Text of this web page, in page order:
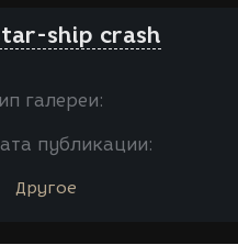
ship crash
галереи:
публикации:
Другое